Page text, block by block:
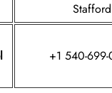
Stafford
+1 540-